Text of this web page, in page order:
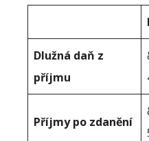
Dlužná daň z
příjmu
Příjmy po zdanění